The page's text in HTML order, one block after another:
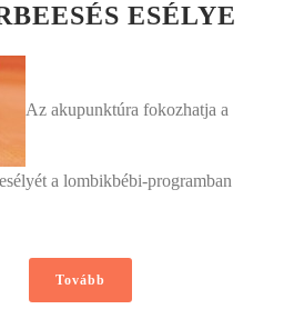
ESÉLYE
Az akupunktúra fokozhatja a
a lombikbébi-programban
Tovább